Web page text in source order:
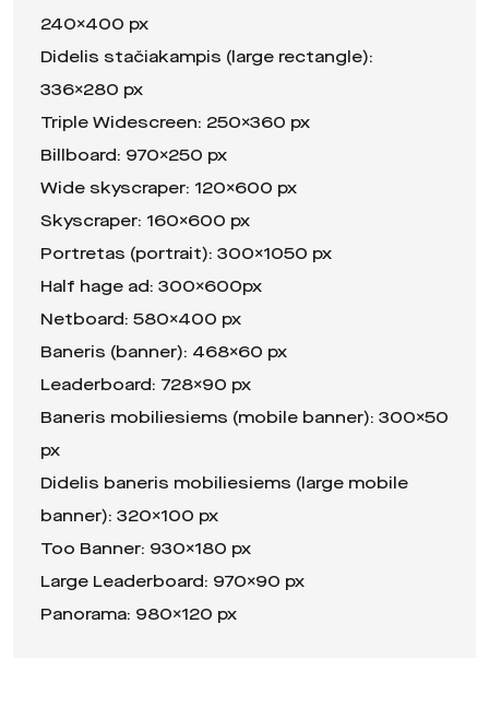
240×400 px
Didelis stačiakampis (large rectangle):
336×280 px
Triple Widescreen: 250×360 px
Billboard: 970×250 px
Wide skyscraper: 120×600 px
Skyscraper: 160×600 px
Portretas (portrait): 300×1050 px
Half hage ad: 300x600px
Netboard: 580×400 px
Baneris (banner): 468×60 px
Leaderboard: 728×90 px
Baneris mobiliesiems (mobile banner): 300×50
px
Didelis baneris mobiliesiems (large mobile
banner): 320×100 px
Too Banner: 930×180 px
Large Leaderboard: 970×90 px
Panorama: 980×120 px